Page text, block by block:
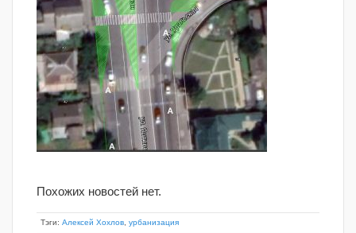
Похожих новостей нет.
Тэги: Алексей Хохлов урбанизация